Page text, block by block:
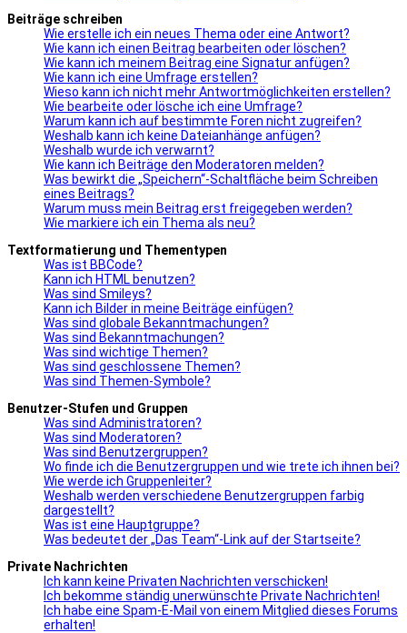
Beiträge schreiben
Wie erstelle ich ein neues Thema oder eine Antwort?
Wie kann ich einen Beitrag bearbeiten oder löschen?
Wie kann ich meinem Beitrag eine Signatur anfügen?
Wie kann ich eine Umfrage erstellen?
Wieso kann ich nicht mehr Antwortmöglichkeiten erstellen?
Wie bearbeite oder lösche ich eine Umfrage?
Warum kann ich auf bestimmte Foren nicht zugreifen?
Weshalb kann ich keine Dateianhänge anfügen?
Weshalb wurde ich verwarnt?
Wie kann ich Beiträge den Moderatoren melden?
Was bewirkt die „Speichern“-Schaltfläche beim Schreiben
eines Beitrags?
Warum muss mein Beitrag erst freigegeben werden?
Wie markiere ich ein Thema als neu?
Textformatierung und Thementypen
Was ist BBCode?
Kann ich HTML benutzen?
Was sind Smileys?
Kann ich Bilder in meine Beiträge einfügen?
Was sind globale Bekanntmachungen?
Was sind Bekanntmachungen?
Was sind wichtige Themen?
Was sind geschlossene Themen?
Was sind Themen-Symbole?
Benutzer-Stufen und Gruppen
Was sind Administratoren?
Was sind Moderatoren?
Was sind Benutzergruppen?
Wo finde ich die Benutzergruppen und wie trete ich ihnen bei?
Wie werde ich Gruppenleiter?
Weshalb werden verschiedene Benutzergruppen farbig
dargestellt?
Was ist eine Hauptgruppe?
Was bedeutet der „Das Team“-Link auf der Startseite?
Private Nachrichten
Ich kann keine Privaten Nachrichten verschicken!
Ich bekomme ständig unerwünschte Private Nachrichten!
Ich habe eine Spam-E-Mail von einem Mitglied dieses Forums
erhalten!